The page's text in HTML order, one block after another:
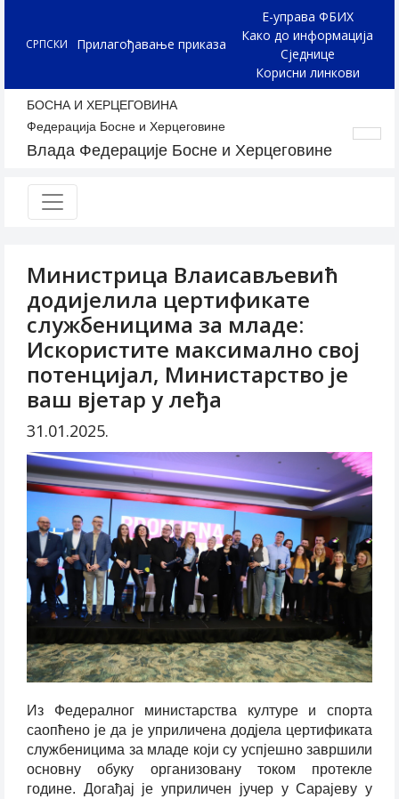
СРПСКИ Прилагођавање приказа
Е-управа ФБИХ
Како до информација
Сједнице
Корисни линкови
БОСНА И ХЕРЦЕГОВИНА
Федерација Босне и Херцеговине
Влада Федерације Босне и Херцеговине
Министрица Влаисављевић
додијелила цертификате
службеницима за младе:
Искористите максимално свој
потенцијал, Министарство је
ваш вјетар у леђа
31.01.2025.
Из Федералног министарства културе и спорта
саопћено је да је уприличена дод‌јела цертификата
службеницима за младе који су успјешно завршили
основну обуку организовану током протекле
године. Догађај је уприличен јучер у Сарајеву у